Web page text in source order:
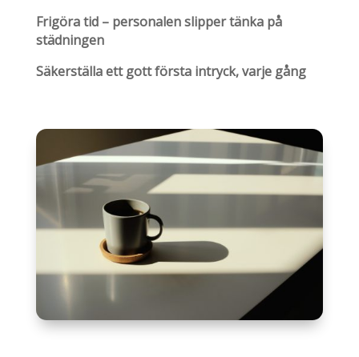
Frigöra tid – personalen slipper tänka på
städningen
Säkerställa ett gott första intryck, varje gång